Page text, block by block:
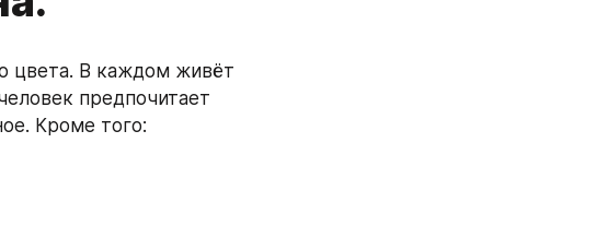
цвета. В каждом живёт
предпочитает
Кроме того: